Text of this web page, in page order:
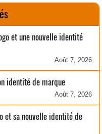
et une nouvelle identité
Août 7, 2026
identité de marque
Août 7, 2026
et sa nouvelle identité de